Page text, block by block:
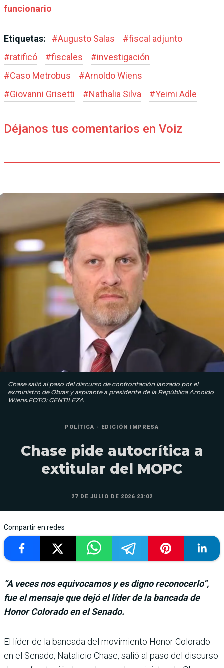
funcionario
Etiquetas: #Augusto Salas #fiscal adjunto
#ratificó #fiscales #investigación
#Caso Metrobus #Arnoldo Wiens
#Giovanni Grisetti #Nathalia Silva #Yeimi Adle
Déjanos tus comentarios en Voiz
Chase salió al paso del discurso de confrontación lanzado por el
exministro de Obras y aspirante a presidente de la República Arnoldo
Wiens.FOTO: GENTILEZA
POLÍTICA - EDICIÓN IMPRESA
Chase pide autocrítica a
extitular del MOPC
27 DE JULIO DE 2026 23:02
Compartir en redes
“A veces nos equivocamos y es digno reconocerlo”,
fue el mensaje que dejó el líder de la bancada de
Honor Colorado en el Senado.
El líder de la bancada del movi­miento Honor Colorado
en el Senado, Natalicio Chase, salió al paso del discurso